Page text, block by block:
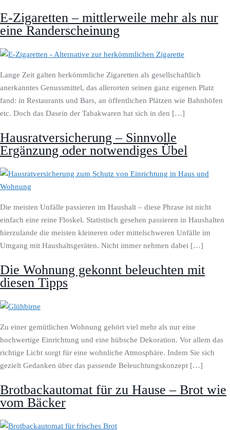
E-Zigaretten – mittlerweile mehr als nur
eine Randerscheinung
Lange Zeit galten herkömmliche Zigaretten als gesellschaftlich
anerkanntes Genussmittel, das allerorten seinen ganz eigenen Platz
fand: in Restaurants und Bars, an öffentlichen Plätzen wie Bahnhöfen
etc. Doch das Dasein der Tabakwaren hat sich in den […]
Hausratversicherung – Sinnvolle
Ergänzung oder notwendiges Übel
Die meisten Unfälle passieren im Haushalt – diese Phrase ist nicht
einfach eine reine Floskel. Statistisch gesehen passieren in Haushalten
hierzulande die meisten kleineren oder mittelschweren Unfälle im
Umgang mit Haushaltsgeräten. Nicht immer nehmen dabei […]
Die Wohnung gekonnt beleuchten mit
diesen Tipps
Zu einer gemütlichen Wohnung gehört viel mehr als nur eine
hochwertige Einrichtung und eine hübsche Dekoration. Vor allem das
richtige Licht sorgt für eine wohnliche Atmosphäre. Indem Sie sich
gezielt Gedanken über das passende Beleuchtungskonzept […]
Brotbackautomat für zu Hause – Brot wie
vom Bäcker